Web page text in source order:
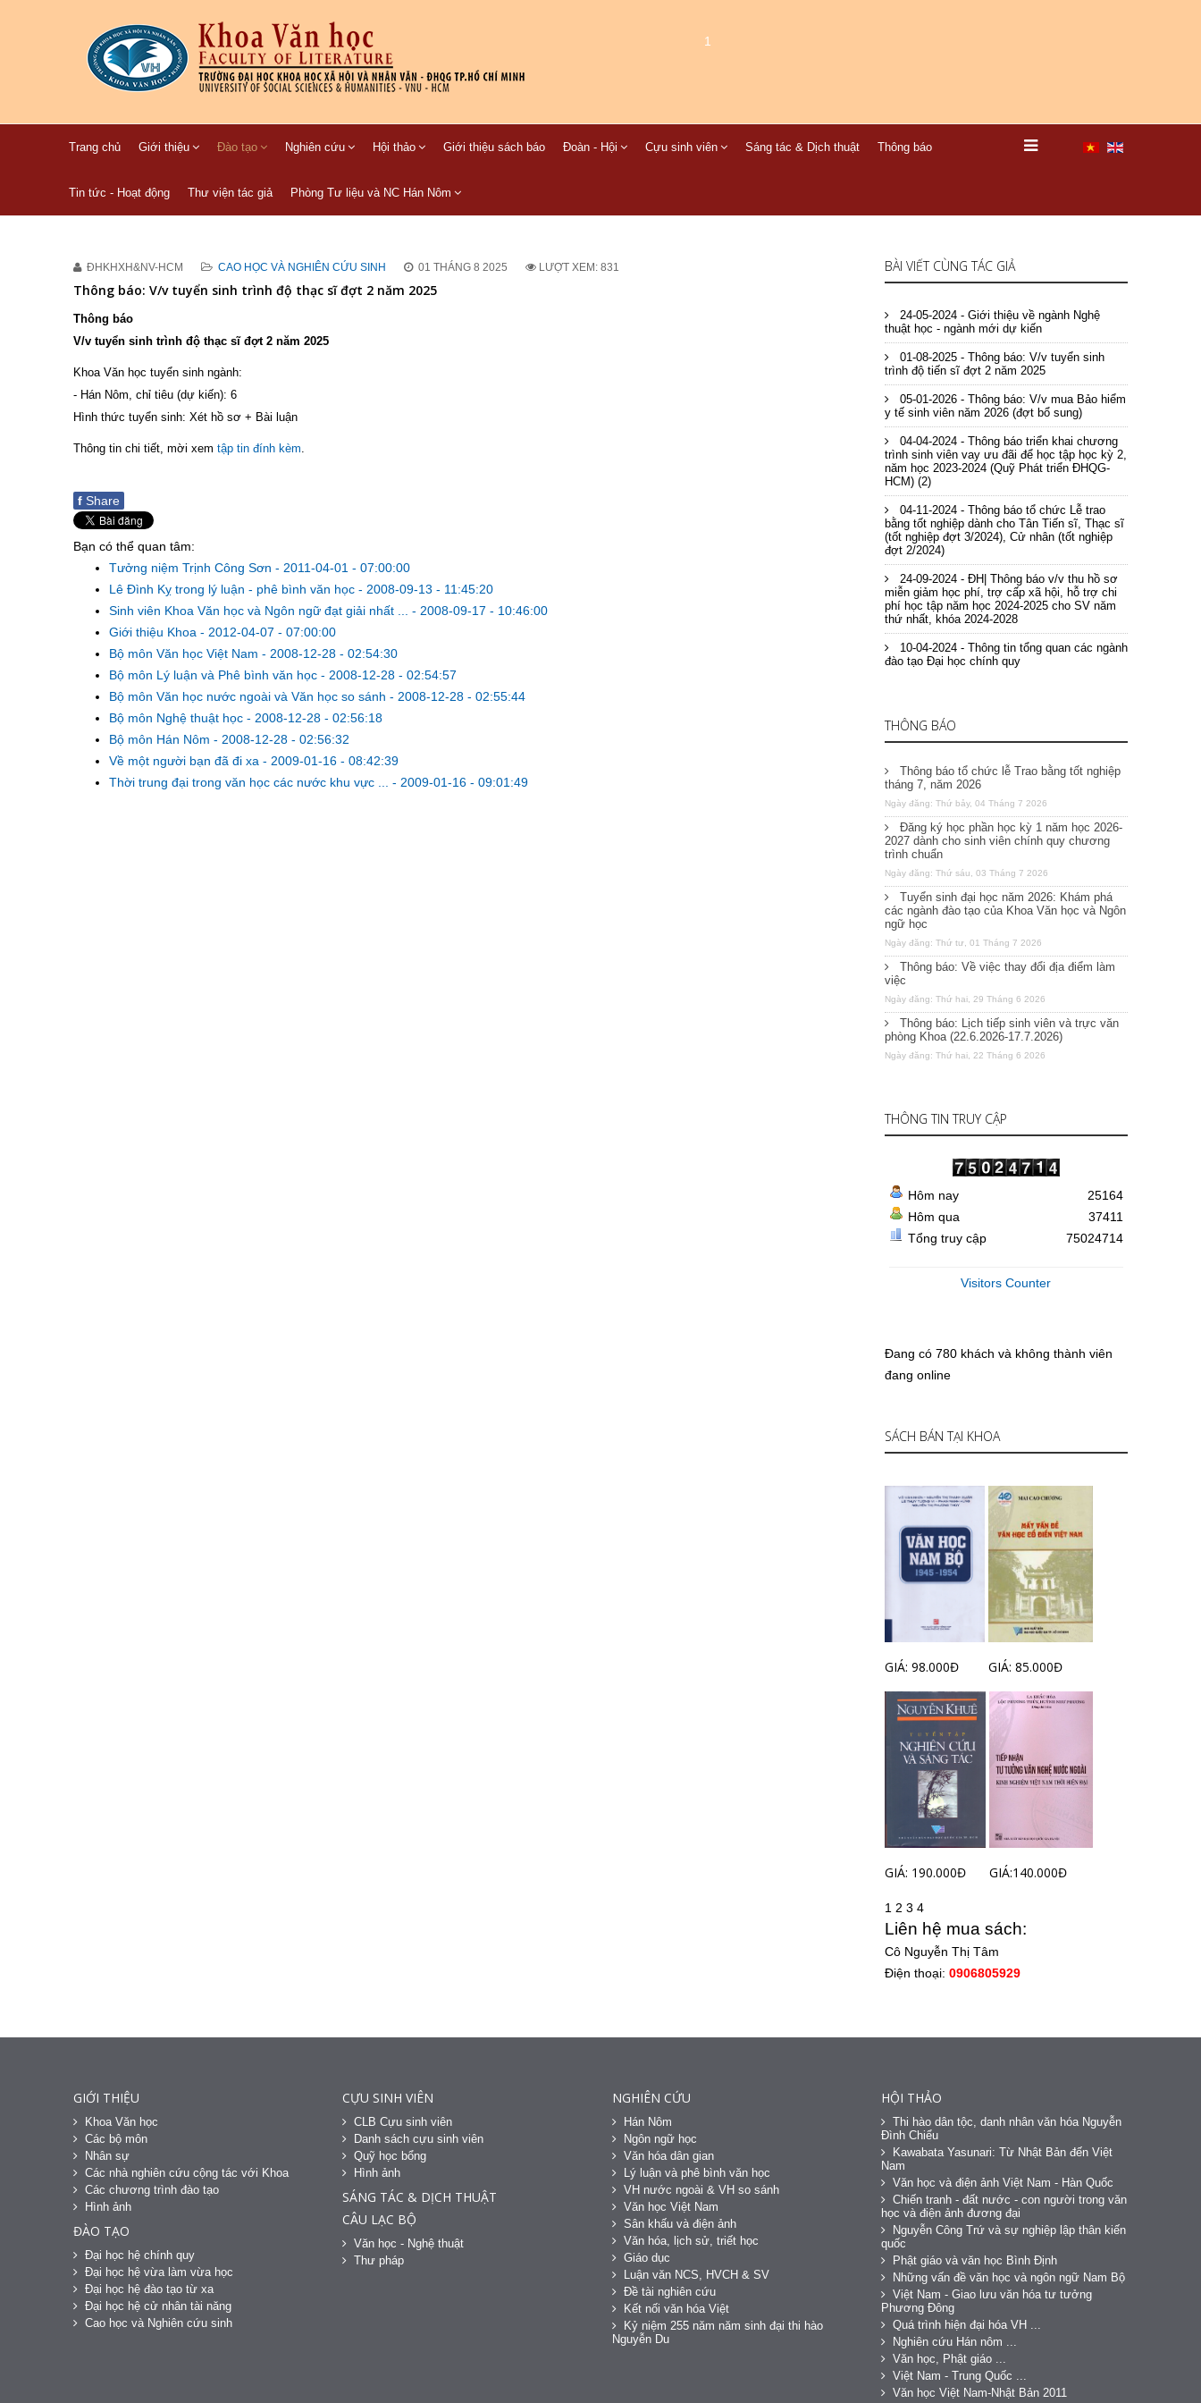
1
Trang chủ Giới thiệu Đào tạo Nghiên cứu Hội thảo Giới thiệu sách báo Đoàn - Hội Cựu sinh viên Sáng tác & Dịch thuật Thông báo
Tin tức - Hoạt động Thư viện tác giả Phòng Tư liệu và NC Hán Nôm
ĐHKHXH&NV-HCM CAO HỌC VÀ NGHIÊN CỨU SINH 01 THÁNG 8 2025 LƯỢT XEM: 831
Thông báo: V/v tuyển sinh trình độ thạc sĩ đợt 2 năm 2025
Thông báo
V/v tuyển sinh trình độ thạc sĩ đợt 2 năm 2025
Khoa Văn học tuyển sinh ngành:
- Hán Nôm, chỉ tiêu (dự kiến): 6
Hình thức tuyển sinh: Xét hồ sơ + Bài luận
Thông tin chi tiết, mời xem tập tin đính kèm.
f Share
Bạn có thể quan tâm:
Tưởng niệm Trịnh Công Sơn - 2011-04-01 - 07:00:00
Lê Đình Kỵ trong lý luận - phê bình văn học - 2008-09-13 - 11:45:20
Sinh viên Khoa Văn học và Ngôn ngữ đạt giải nhất ... - 2008-09-17 - 10:46:00
Giới thiệu Khoa - 2012-04-07 - 07:00:00
Bộ môn Văn học Việt Nam - 2008-12-28 - 02:54:30
Bộ môn Lý luận và Phê bình văn học - 2008-12-28 - 02:54:57
Bộ môn Văn học nước ngoài và Văn học so sánh - 2008-12-28 - 02:55:44
Bộ môn Nghệ thuật học - 2008-12-28 - 02:56:18
Bộ môn Hán Nôm - 2008-12-28 - 02:56:32
Về một người bạn đã đi xa - 2009-01-16 - 08:42:39
Thời trung đại trong văn học các nước khu vực ... - 2009-01-16 - 09:01:49
BÀI VIẾT CÙNG TÁC GIẢ
24-05-2024 - Giới thiệu về ngành Nghệ
thuật học - ngành mới dự kiến
01-08-2025 - Thông báo: V/v tuyển sinh
trình độ tiến sĩ đợt 2 năm 2025
05-01-2026 - Thông báo: V/v mua Bảo hiểm
y tế sinh viên năm 2026 (đợt bổ sung)
04-04-2024 - Thông báo triển khai chương
trình sinh viên vay ưu đãi để học tập học kỳ 2,
năm học 2023-2024 (Quỹ Phát triển ĐHQG-
HCM) (2)
04-11-2024 - Thông báo tổ chức Lễ trao
bằng tốt nghiệp dành cho Tân Tiến sĩ, Thạc sĩ
(tốt nghiệp đợt 3/2024), Cử nhân (tốt nghiệp
đợt 2/2024)
24-09-2024 - ĐH| Thông báo v/v thu hồ sơ
miễn giảm học phí, trợ cấp xã hội, hỗ trợ chi
phí học tập năm học 2024-2025 cho SV năm
thứ nhất, khóa 2024-2028
10-04-2024 - Thông tin tổng quan các ngành
đào tạo Đại học chính quy
THÔNG BÁO
Thông báo tổ chức lễ Trao bằng tốt nghiệp
tháng 7, năm 2026
Ngày đăng: Thứ bảy, 04 Tháng 7 2026
Đăng ký học phần học kỳ 1 năm học 2026-
2027 dành cho sinh viên chính quy chương
trình chuẩn
Ngày đăng: Thứ sáu, 03 Tháng 7 2026
Tuyển sinh đại học năm 2026: Khám phá
các ngành đào tạo của Khoa Văn học và Ngôn
ngữ học
Ngày đăng: Thứ tư, 01 Tháng 7 2026
Thông báo: Về việc thay đổi địa điểm làm
việc
Ngày đăng: Thứ hai, 29 Tháng 6 2026
Thông báo: Lịch tiếp sinh viên và trực văn
phòng Khoa (22.6.2026-17.7.2026)
Ngày đăng: Thứ hai, 22 Tháng 6 2026
THÔNG TIN TRUY CẬP
Hôm nay
Hôm qua
Tổng truy cập
25164
37411
75024714
Visitors Counter
Đang có 780 khách và không thành viên
đang online
SÁCH BÁN TẠI KHOA
GIÁ: 98.000Đ GIÁ: 85.000Đ
GIÁ: 190.000Đ GIÁ:140.000Đ
1 2 3 4
Liên hệ mua sách:
Cô Nguyễn Thị Tâm
Điện thoại: 0906805929
GIỚI THIỆU
Khoa Văn học
Các bộ môn
Nhân sự
Các nhà nghiên cứu cộng tác với Khoa
Các chương trình đào tạo
Hình ảnh
ĐÀO TẠO
Đại học hệ chính quy
Đại học hệ vừa làm vừa học
Đại học hệ đào tạo từ xa
Đại học hệ cử nhân tài năng
Cao học và Nghiên cứu sinh
CỰU SINH VIÊN
CLB Cựu sinh viên
Danh sách cựu sinh viên
Quỹ học bổng
Hình ảnh
SÁNG TÁC & DỊCH THUẬT
CÂU LẠC BỘ
Văn học - Nghệ thuật
Thư pháp
NGHIÊN CỨU
Hán Nôm
Ngôn ngữ học
Văn hóa dân gian
Lý luận và phê bình văn học
VH nước ngoài & VH so sánh
Văn học Việt Nam
Sân khấu và điện ảnh
Văn hóa, lịch sử, triết học
Giáo dục
Luận văn NCS, HVCH & SV
Đề tài nghiên cứu
Kết nối văn hóa Việt
Kỷ niệm 255 năm năm sinh đại thi hào
Nguyễn Du
HỘI THẢO
Thi hào dân tộc, danh nhân văn hóa Nguyễn
Đình Chiểu
Kawabata Yasunari: Từ Nhật Bản đến Việt
Nam
Văn học và điện ảnh Việt Nam - Hàn Quốc
Chiến tranh - đất nước - con người trong văn
học và điện ảnh đương đại
Nguyễn Công Trứ và sự nghiệp lập thân kiến
quốc
Phật giáo và văn học Bình Định
Những vấn đề văn học và ngôn ngữ Nam Bộ
Việt Nam - Giao lưu văn hóa tư tưởng
Phương Đông
Quá trình hiện đại hóa VH ...
Nghiên cứu Hán nôm ...
Văn học, Phật giáo ...
Việt Nam - Trung Quốc ...
Văn học Việt Nam-Nhật Bản 2011